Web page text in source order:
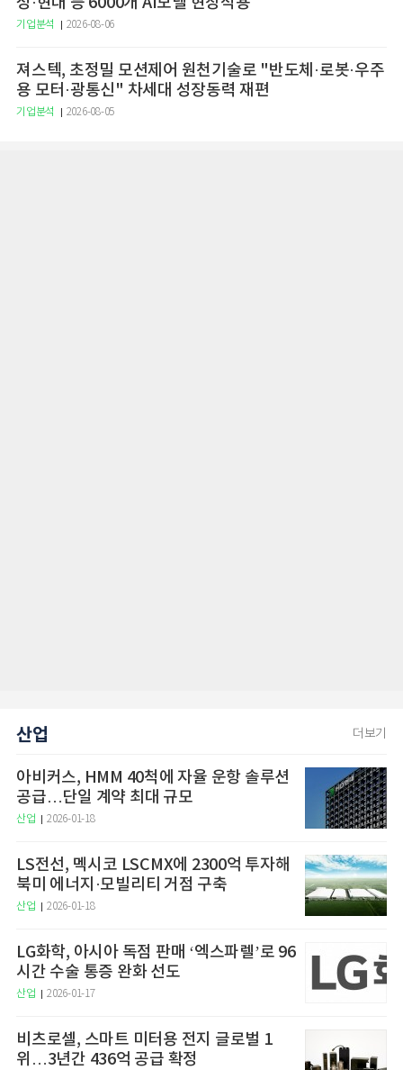
기업분석 2026-08-06
져스텍, 초정밀 모션제어 원천기술로 "반도체·로봇·우주
용 모터·광통신" 차세대 성장동력 재편
기업분석 2026-08-05
산업 더보기
아비커스, HMM 40척에 자율 운항 솔루션
공급…단일 계약 최대 규모
산업 2026-01-18
LS전선, 멕시코 LSCMX에 2300억 투자해
북미 에너지·모빌리티 거점 구축
산업 2026-01-18
LG화학, 아시아 독점 판매 ‘엑스파렐’로 96
시간 수술 통증 완화 선도
산업 2026-01-17
비츠로셀, 스마트 미터용 전지 글로벌 1
위…3년간 436억 공급 확정